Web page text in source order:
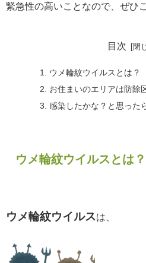
緊急性の高いことなので、ぜひ
目次
ウメ輪紋ウイルスとは？
お住まいのエリアは防除
感染したかな？と思った
ウメ輪紋ウイルスとは？
ウメ輪紋ウイルスは、